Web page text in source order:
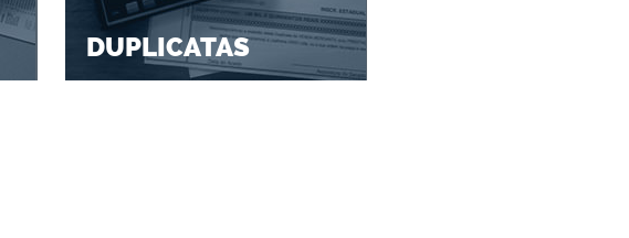
DUPLICATAS